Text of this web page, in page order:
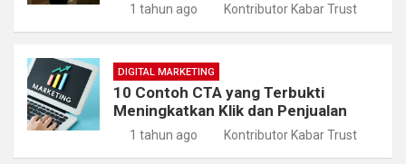
1 tahun ago Kontributor Kabar Trust
DIGITAL MARKETING
10 Contoh CTA yang Terbukti
Meningkatkan Klik dan Penjualan
1 tahun ago Kontributor Kabar Trust